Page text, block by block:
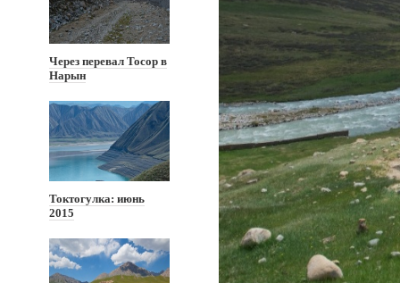
Через перевал Тосор в
Нарын
Токтогулка: июнь
2015